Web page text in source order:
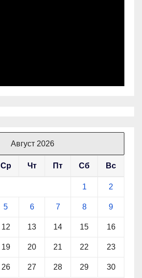
Август 2026
Ср Чт Пт Сб Вс
1 2
5 6 7 8 9
12 13 14 15 16
19 20 21 22 23
26 27 28 29 30